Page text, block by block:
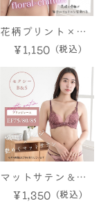
花柄プリント×チ
ュール×ハーフ ブ
ラ＆ショーツ
￥1,150
マットサテン＆ス
トレッチレース
￥1,350